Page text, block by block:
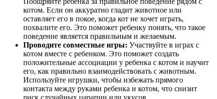
котом. Если он аккуратно гладит животное или
оставляет его в покое, когда кот не хочет играть,
похвалите его. Это поможет ребенку понять, что такое
поведение является правильным и желаемым.
Проводите совместные игры: Участвуйте в играх с
котом вместе с ребенком. Это поможет создать
положительные ассоциации у ребенка с котом и научит
его, как правильно взаимодействовать с животным.
Используйте игрушки, чтобы избежать прямого
контакта между руками ребенка и котом, что снизит
риск случайных царапин или укусов.